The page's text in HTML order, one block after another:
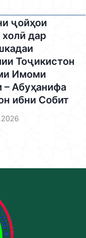
ҷойҳои
дар
Тоҷикистон
Имоми
– Абуҳанифа
ибни Собит